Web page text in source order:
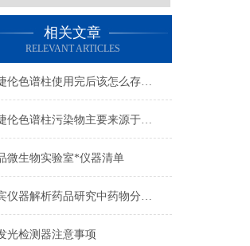
相关文章
RELEVANT ARTICLES
安捷伦色谱柱使用完后该怎么存放？
安捷伦色谱柱污染物主要来源于哪里？
微生物实验室*仪器清单
圣宾仪器解析药品研究中药物分析C18 色谱柱的差异与选择
光检测器注意事项